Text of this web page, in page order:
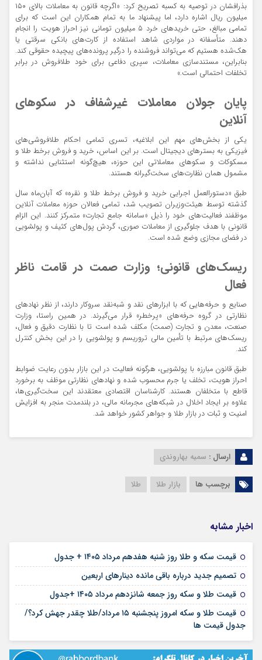
بذرافشان در توصیه به کسبه تصریح کرد: «اگرچه قانون به معاملات بالای ۱۵۰
میلیون ریال اشاره دارد، اما پیشنهاد ما به تمام همکاران این است که برای
تمامی مبالغ، حتی خریدهای خرد ۵ میلیون تومانی نیز احراز هویت را انجام
دهند. متأسفانه در مواردی شاهد استفاده از کارت‌های بانکی سرقتی یا
هک‌شده هستیم که می‌تواند فروشنده را درگیر پرونده‌های پیچیده حقوقی کند.
بنابراین، مستندسازی معاملات، سپری دفاعی برای خود طلافروش در برابر
تخلفات احتمالی است.»
پایان جولان معاملات غیرشفاف در سکوهای
آنلاین
یکی از بخش‌های مهم این ابلاغیه، تسری تمامی احکام طلافروشی‌های
فیزیکی به بسترهای دیجیتال است. بر این اساس، خرید و فروش برخط طلا و
مسکوکات و سکوهای معاملاتی این حوزه، هیچ‌گونه استثنایی نداشته و
مشمول همان نظارت‌های سخت‌گیرانه هستند.
طبق «دستورالعمل اجرایی خرید و فروش برخط طلا و نقره» که آبان‌ماه سال
گذشته توسط هیئت‌وزیران تصویب شد، تمامی فعالان حوزه معاملات آنلاین
موظفند فعالیت‌های خود را ذیل «سامانه جامع تجارت» متمرکز کنند. این الزام
قانونی با هدف جلوگیری از معاملات صوری، گردش پول‌های کثیف و پولشویی
در فضای مجازی وضع شده است.
ریسک‌‌های قانونی؛ وزارت صمت در قامت ناظر
فعال
صنایع و حرفه‌هایی که با ابزارهای نقد و شبه‌نقد سروکار دارند، از نظر نهادهای
نظارتی در گروه حرفه‌های «پرخطر» قرار می‌گیرند. در همین راستا، وزارت
صنعت، معدن و تجارت (صمت) مکلف شده است تا با نظارت دقیق و فعال،
ریسک‌های مرتبط با تأمین مالی تروریسم و پولشویی را در این بخش کنترل
کند.
طبق قانون مبارزه با پولشویی، هرگونه فعالیت در این بازار بدون رعایت ضوابط
احراز هویت، تخلف یا جرم محسوب شده و نهادهای نظارتی موظف به برخورد
قاطع با متخلفان هستند. کارشناسان اقتصادی معتقدند این سخت‌گیری‌ها،
علاوه بر ایجاد اخلال در شبکه‌های مجرمانه مالی، در بلندمدت منجر به افزایش
امنیت و ثبات در بازار طلا و جواهر کشور خواهد شد.
ارسال : سمیه بهاروندی
برچسب ها بازار طلا طلا
اخبار مشابه
قیمت سکه و طلا روز شنبه هفدهم مرداد ۱۴۰۵ + جدول
تصمیم جدید درباره باقی مانده دینارهای اربعین
قیمت طلا و سکه روز جمعه شانزدهم مرداد ۱۴۰۵ +جدول
قیمت طلا و سکه امروز پنجشنبه ۱۵ مرداد/طلا چقدر جهش کرد؟/
جدول قیمت ها